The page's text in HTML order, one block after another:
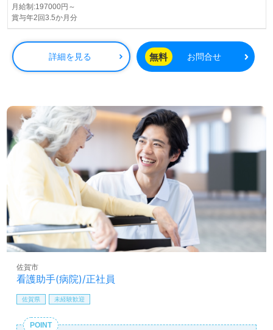
月給制:197000円～
賞与年2回3.5か月分
詳細を見る 無料 お問合せ
看護助手(病院)/正社員
佐賀市
佐賀県 未経験歓迎
POINT